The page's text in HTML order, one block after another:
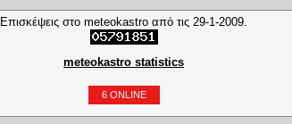
Επισκέψεις στο meteokastro από τις 29-1-2009.
meteokastro statistics
6 ONLINE